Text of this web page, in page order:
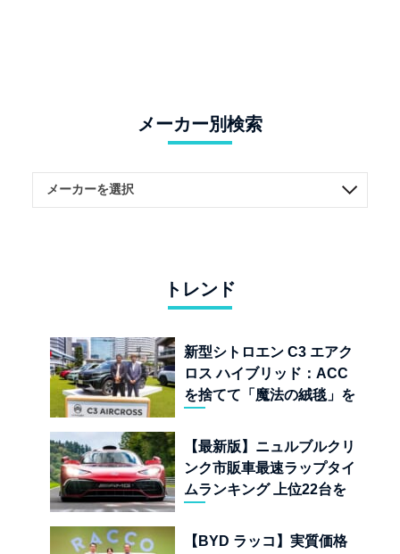
メーカー別検索
トレンド
新型シトロエン C3 エアク
ロス ハイブリッド：ACC
を捨てて「魔法の絨毯」を
児
【最新版】ニュルブルクリ
ンク市販車最速ラップタイ
ムランキング 上位22台を
【BYD ラッコ】実質価格